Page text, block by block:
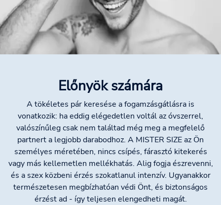
Előnyök számára
A tökéletes pár keresése a fogamzásgátlásra is
vonatkozik: ha eddig elégedetlen voltál az óvszerrel,
valószínűleg csak nem találtad még meg a megfelelő
partnert a legjobb darabodhoz. A MISTER SIZE az Ön
személyes méretében, nincs csípés, fárasztó kitekerés
vagy más kellemetlen mellékhatás. Alig fogja észrevenni,
és a szex közbeni érzés szokatlanul intenzív. Ugyanakkor
természetesen megbízhatóan védi Önt, és biztonságos
érzést ad - így teljesen elengedheti magát.